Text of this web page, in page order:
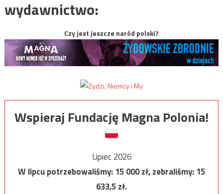
wydawnictwo:
Czy jest jeszcze naród polski?
Wspieraj Fundację Magna Polonia!
Lipiec 2026
W lipcu potrzebowaliśmy:15 000zł, zebraliśmy:15
633,5zł.